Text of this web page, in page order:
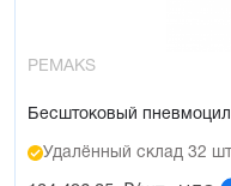
PEMAKS
Бесштоковый
Удалённый склад 32 шт